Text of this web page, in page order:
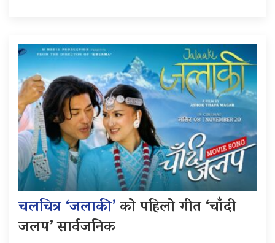
चलचित्र ‘जलाकी’को पहिलो गीत ‘चाँदी
जलप’ सार्वजनिक